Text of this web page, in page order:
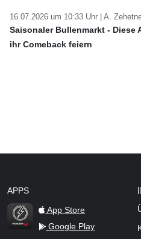
16.07.2026 um 10:33 Uhr | A.
Saisonaler Bullenmarkt - Diese
ihr Comeback feiern
APPS
TraderFox Flash
App Store
Google Play